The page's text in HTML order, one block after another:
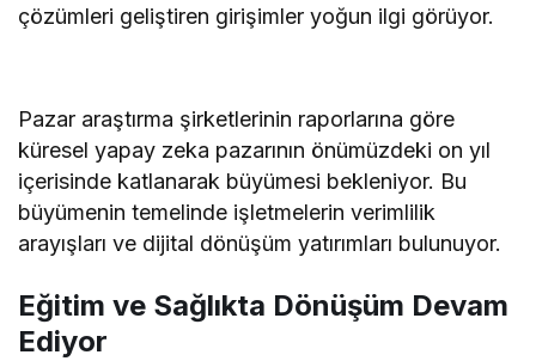
çözümleri geliştiren girişimler yoğun ilgi görüyor.
Pazar araştırma şirketlerinin raporlarına göre
küresel yapay zeka pazarının önümüzdeki on yıl
içerisinde katlanarak büyümesi bekleniyor. Bu
büyümenin temelinde işletmelerin verimlilik
arayışları ve dijital dönüşüm yatırımları bulunuyor.
Eğitim ve Sağlıkta Dönüşüm Devam
Ediyor